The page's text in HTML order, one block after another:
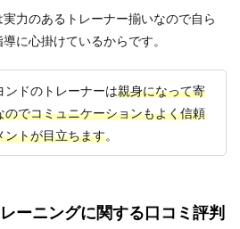
力のあるトレーナー揃いなので自ら
に心掛けているからです。
ンドのトレーナーは親身になって寄
のでコミュニケーションもよく信頼
ントが目立ちます。
ーニングに関する口コミ評判